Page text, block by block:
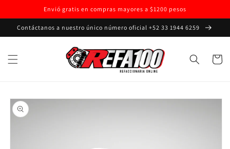
directamente
al contenido
Envió gratis en compras mayores a $1200 pesos
Contáctanos a nuestro único número oficial +52 33 1944 6259
Carrito
directamente
a la
información